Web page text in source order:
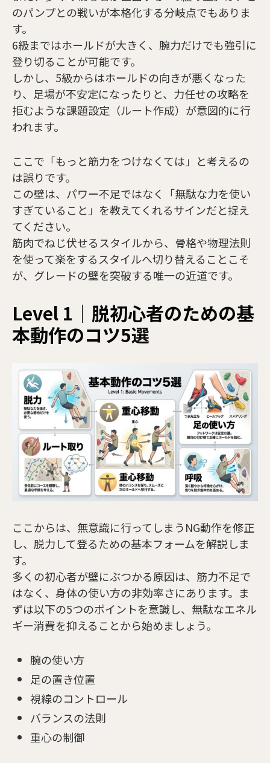
のパンプとの戦いが本格化する分岐点でもありま
す。
6級まではホールドが大きく、腕力だけでも強引に
登り切ることが可能です。
しかし、5級からはホールドの向きが悪くなった
り、足場が不安定になったりと、力任せの攻略を
拒むような課題設定（ルート作成）が意図的に行
われます。
ここで「もっと筋力をつけなくては」と考えるの
は誤りです。
この壁は、パワー不足ではなく「無駄な力を使い
すぎていること」を教えてくれるサインだと捉え
てください。
筋肉でねじ伏せるスタイルから、骨格や物理法則
を使って楽をするスタイルへ切り替えることこそ
が、グレードの壁を突破する唯一の近道です。
Level 1｜脱初心者のための基
本動作のコツ5選
ここからは、無意識に行ってしまうNG動作を修正
し、脱力して登るための基本フォームを解説しま
す。
多くの初心者が壁にぶつかる原因は、筋力不足で
はなく、身体の使い方の非効率さにあります。ま
ずは以下の5つのポイントを意識し、無駄なエネル
ギー消費を抑えることから始めましょう。
腕の使い方
足の置き位置
視線のコントロール
バランスの法則
重心の制御